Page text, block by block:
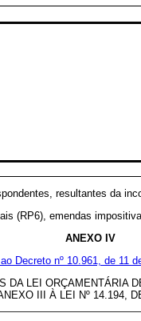
resultantes da
(RP6), emendas
ANEXOIV
Decreto nº 10.961, de 11
LEI
III À LEI Nº 14.194,